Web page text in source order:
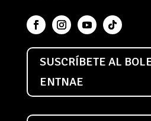
SUSCRÍBETE AL
ENTNAE